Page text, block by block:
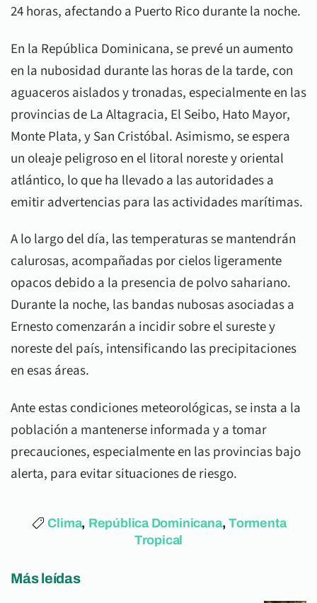
24 horas, afectando a Puerto Rico durante la noche.
En la República Dominicana, se prevé un aumento
en la nubosidad durante las horas de la tarde, con
aguaceros aislados y tronadas, especialmente en las
provincias de La Altagracia, El Seibo, Hato Mayor,
Monte Plata, y San Cristóbal. Asimismo, se espera
un oleaje peligroso en el litoral noreste y oriental
atlántico, lo que ha llevado a las autoridades a
emitir advertencias para las actividades marítimas.
A lo largo del día, las temperaturas se mantendrán
calurosas, acompañadas por cielos ligeramente
opacos debido a la presencia de polvo sahariano.
Durante la noche, las bandas nubosas asociadas a
Ernesto comenzarán a incidir sobre el sureste y
noreste del país, intensificando las precipitaciones
en esas áreas.
Ante estas condiciones meteorológicas, se insta a la
población a mantenerse informada y a tomar
precauciones, especialmente en las provincias bajo
alerta, para evitar situaciones de riesgo.
Clima, República Dominicana,Tormenta
Tropical
Más leídas